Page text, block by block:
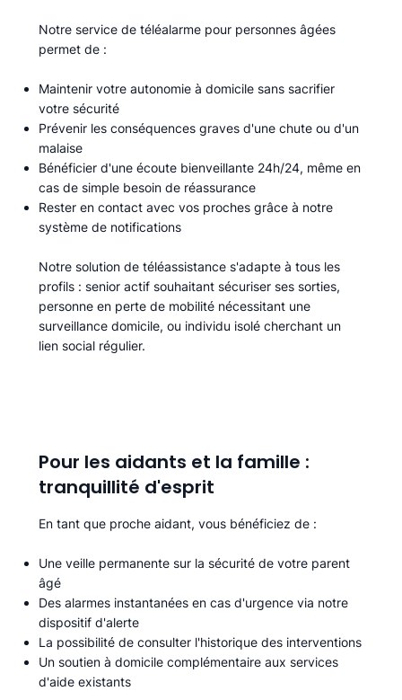
Notre service de téléalarme pour personnes âgées
permet de :​
Maintenir votre autonomie à domicile sans sacrifier
votre sécurité
Prévenir les conséquences graves d'une chute ou d'un
malaise
Bénéficier d'une écoute bienveillante 24h/24, même en
cas de simple besoin de réassurance
Rester en contact avec vos proches grâce à notre
système de notifications
Notre solution de téléassistance s'adapte à tous les
profils : senior actif souhaitant sécuriser ses sorties,
personne en perte de mobilité nécessitant une
surveillance domicile, ou individu isolé cherchant un
lien social régulier.
Pour les aidants et la famille :
tranquillité d'esprit
En tant que proche aidant, vous bénéficiez de :
Une veille permanente sur la sécurité de votre parent
âgé
Des alarmes instantanées en cas d'urgence via notre
dispositif d'alerte
La possibilité de consulter l'historique des interventions
Un soutien à domicile complémentaire aux services
d'aide existants